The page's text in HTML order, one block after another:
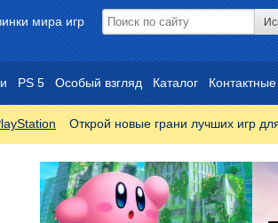
мира игр
PS 5 Особый взгляд Каталог
Открой новые грани лучших игр